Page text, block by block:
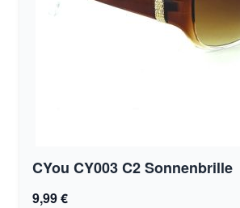
CYou CY003 C2 Sonnenbrille
9,99 €